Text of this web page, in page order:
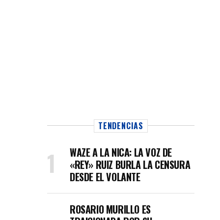
TENDENCIAS
WAZE A LA NICA: LA VOZ DE
«REY» RUIZ BURLA LA CENSURA
DESDE EL VOLANTE
ROSARIO MURILLO ES